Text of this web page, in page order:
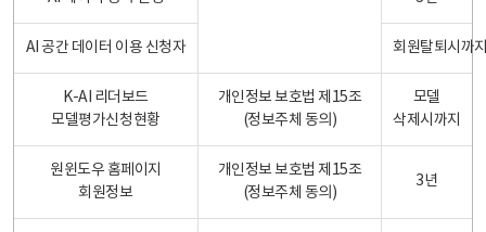
AI 공간 데이터 이용 신청자 회원탈퇴시까
K-AI 리더보드
모델평가신청현황
개인정보 보호법 제15조
(정보주체 동의)
모델
삭제시까지
원윈도우 홈페이지
회원정보
개인정보 보호법 제15조
(정보주체 동의)
3년